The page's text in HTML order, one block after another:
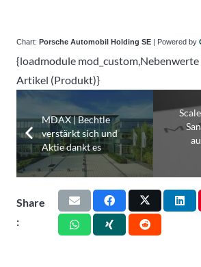
Chart: Porsche Automobil Holding SE | Powered by
{loadmodule mod_custom,Nebenwerte
Artikel (Produkt)}
MDAX | Bechtle
verstärkt sich und
Aktie dankt es
Share
: